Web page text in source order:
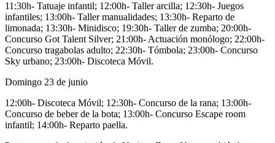
11:30h- Tatuaje infantil; 12:00h- Taller arcilla; 12:30h- Juegos
infantiles; 13:00h- Taller manualidades; 13:30h- Reparto de
limonada; 13:30h- Minidisco; 19:30h- Taller de zumba; 20:00h-
Concurso Got Talent Silver; 21:00h- Actuación monólogo; 22:00h-
Concurso tragabolas adulto; 22:30h- Tómbola; 23:00h- Concurso
Sky urbano; 23:00h- Discoteca Móvil.
Domingo 23 de junio
12:00h- Discoteca Móvil; 12:30h- Concurso de la rana; 13:00h-
Concurso de beber de la bota; 13:00h- Concurso Escape room
infantil; 14:00h- Reparto paella.